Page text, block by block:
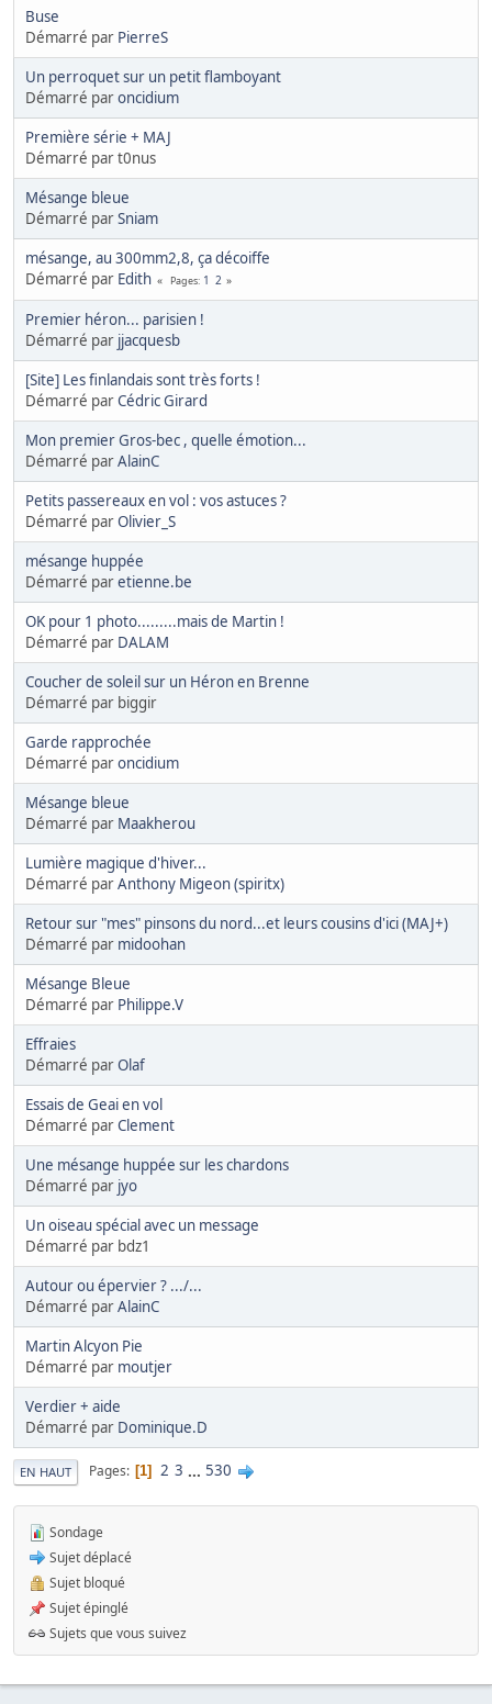
Buse
Démarré par PierreS
Un perroquet sur un petit flamboyant
Démarré paroncidium
Première série + MAJ
Démarré par t0nus
Mésange bleue
Démarré parSniam
mésange, au 300mm2,8, ça décoiffe
Démarré par Edith Pages 1 2
Premier héron... parisien !
Démarré par jjacquesb
[Site] Les finlandais sont très forts !
Démarré parCédric Girard
Mon premier Gros-bec , quelle émotion...
Démarré parAlainC
Petits passereaux en vol : vos astuces ?
Démarré parOlivier_S
mésange huppée
Démarré paretienne.be
OK pour 1 photo.........mais de Martin !
Démarré par DALAM
Coucher de soleil sur un Héron en Brenne
Démarré par biggir
Garde rapprochée
Démarré paroncidium
Mésange bleue
Démarré par Maakherou
Lumière magique d'hiver...
Démarré parAnthony Migeon (spiritx)
Retour sur "mes" pinsons du nord...et leurs cousins d'ici (MAJ+)
Démarré par midoohan
Mésange Bleue
Démarré par Philippe.V
Effraies
Démarré parOlaf
Essais de Geai en vol
Démarré parClement
Une mésange huppée sur les chardons
Démarré par jyo
Un oiseau spécial avec un message
Démarré par bdz1
Autour ou épervier ? .../...
Démarré parAlainC
Martin Alcyon Pie
Démarré par moutjer
Verdier + aide
Démarré par Dominique.D
EN HAUT Pages 1 2 3 ... 530
Sondage
Sujet déplacé
Sujet bloqué
Sujet épinglé
Sujets que vous suivez